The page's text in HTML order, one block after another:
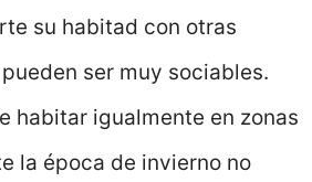
su habitad con otras
ser muy sociables.
habitar igualmente en zonas
la época de invierno no